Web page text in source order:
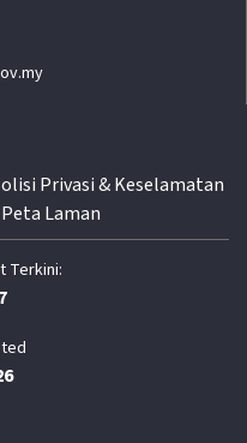
Privasi & Keselamatan
Peta Laman